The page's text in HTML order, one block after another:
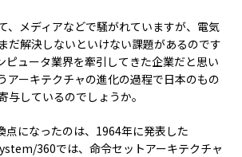
、メディアなどで騒がれていますが、電気
だ解決しないといけない課題があるのです
ピュータ業界を牽引してきた企業だと思い
アーキテクチャの進化の過程で日本のもの
与しているのでしょうか。
点になったのは、1964年に発表した
360では、命令セットアーキテクチャ